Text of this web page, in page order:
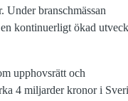
branschmässan
kontinuerligt ökad
upphovsrätt och
4 miljarder kronor i